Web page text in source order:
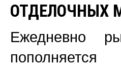
ОТДЕЛОЧНЫХ
Ежедневно